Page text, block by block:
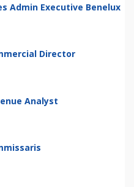
Admin Executive Benelux
Director
Analyst